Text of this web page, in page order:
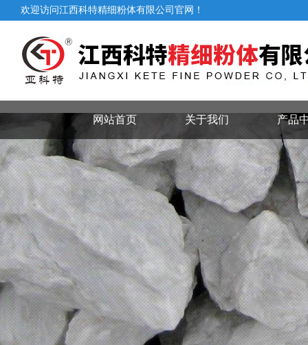
欢迎访问江西科特精细粉体有限公司官网！
网站首页 关于我们 产品